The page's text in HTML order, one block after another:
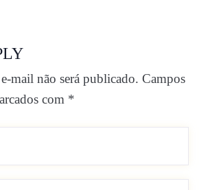
mail não será publicado. Campos
com *